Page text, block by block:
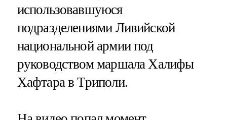
использовавшуюся
подразделениями Ливийской
национальной армии под
руководством маршала Халифы
Хафтара в Триполи.